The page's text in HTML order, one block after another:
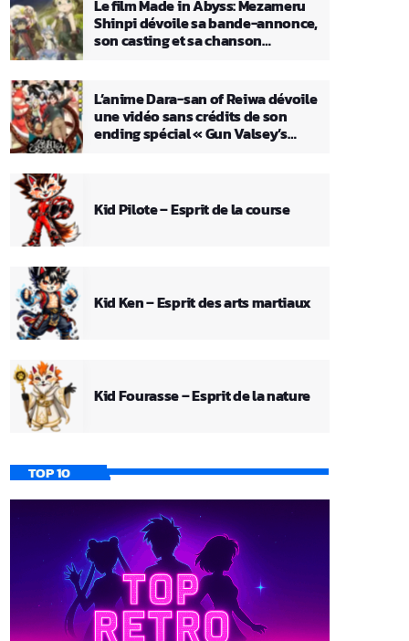
Le film Made in Abyss: Mezameru
Shinpi dévoile sa bande-annonce,
son casting et sa chanson
L’anime Dara-san of Reiwa dévoile
une vidéo sans crédits de son
ending spécial « Gun Valsey’s
Kid Pilote – Esprit de la course
Kid Ken – Esprit des arts martiaux
Kid Fourasse – Esprit de la nature
TOP 10